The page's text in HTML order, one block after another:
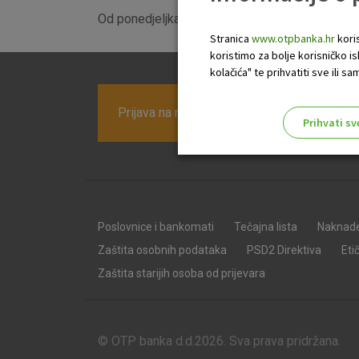
Od ponedjeljka 27. veljače 2023. poslovnica
Prijava na newsletter OTP banke
Poslovnice i bankomati Tečajna lista
Zaštita osobnih podataka
PSD2 Direktiva
Zaštita starijih osoba od prijevara
© OTP banka d.d.2026. Sva prava pridržana.
Stranica www.otpbanka.hr
koristimo za bolje korisničko
kolačića" te prihvatiti sve ili
Prihvati